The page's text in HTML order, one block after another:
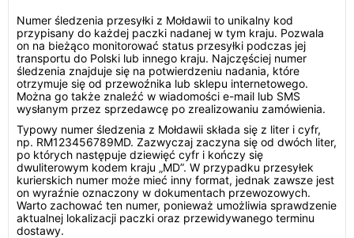
Numer śledzenia przesyłki z Mołdawii to unikalny kod
przypisany do każdej paczki nadanej w tym kraju. Pozwala
on na bieżąco monitorować status przesyłki podczas jej
transportu do Polski lub innego kraju. Najczęściej numer
śledzenia znajduje się na potwierdzeniu nadania, które
otrzymuje się od przewoźnika lub sklepu internetowego.
Można go także znaleźć w wiadomości e-mail lub SMS
wysłanym przez sprzedawcę po zrealizowaniu zamówienia.
Typowy numer śledzenia z Mołdawii składa się z liter i cyfr,
np. RM123456789MD. Zazwyczaj zaczyna się od dwóch liter,
po których następuje dziewięć cyfr i kończy się
dwuliterowym kodem kraju „MD”. W przypadku przesyłek
kurierskich numer może mieć inny format, jednak zawsze jest
on wyraźnie oznaczony w dokumentach przewozowych.
Warto zachować ten numer, ponieważ umożliwia sprawdzenie
aktualnej lokalizacji paczki oraz przewidywanego terminu
dostawy.